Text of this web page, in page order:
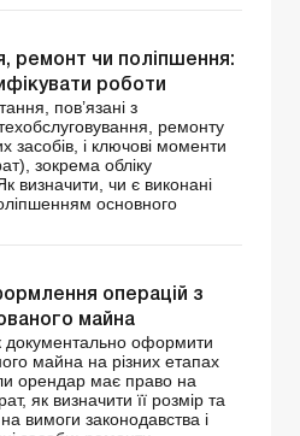
ремонт чи поліпшення:
роботи
пов’язані з
ремонту
засобів, і ключові моменти
зокрема обліку
визначити, чи є виконані
основного
операцій з
майна
документально оформити
майна на різних етапах
орендар має право на
як визначити її розмір та
вимоги законодавства і